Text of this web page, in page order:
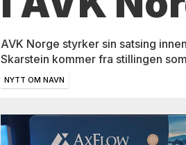
AVK Norge styrker sin satsing
Skarstein kommer fra stillingen
NYTT OM NAVN